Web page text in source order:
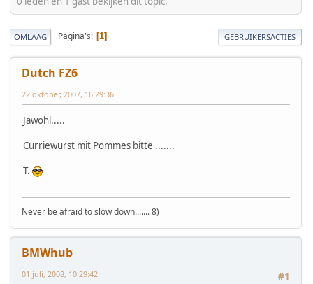
OMLAAG Pagina's 1 GEBRUIKERSACTIES
Dutch FZ6
22 oktober, 2007, 16:29:36
Jawohl.....
Curriewurst mit Pommes bitte .......
T.
Never be afraid to slow down....... 8)
BMWhub
#1
01 juli, 2008, 10:29:42